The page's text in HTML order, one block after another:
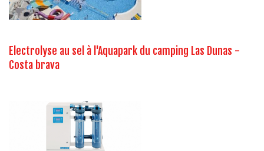
Electrolyse au sel à l'Aquapark du camping Las Dunas -
Costa brava